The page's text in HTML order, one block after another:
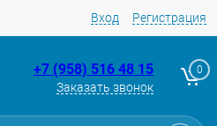
Вход Регистрация
+7 (958) 516 48 15
Заказать звонок
0